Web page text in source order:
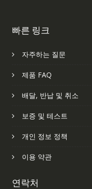
빠른 링크
자주하는 질문
제품 FAQ
배달, 반납 및 취소
보증 및 테스트
개인 정보 정책
이용 약관
연락처